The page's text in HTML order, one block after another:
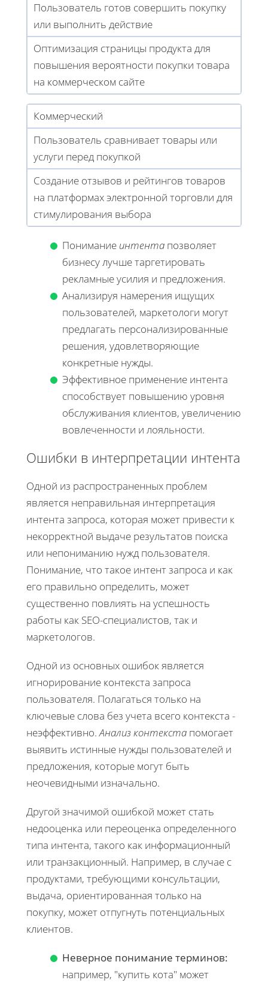
Пользователь готов совершить покупку
или выполнить действие
Оптимизация страницы продукта для
повышения вероятности покупки товара
на коммерческом сайте
Коммерческий
Пользователь сравнивает товары или
услуги перед покупкой
Создание отзывов и рейтингов товаров
на платформах электронной торговли для
стимулирования выбора
Понимание интента позволяет
бизнесу лучше таргетировать
рекламные усилия и предложения.
Анализируя намерения ищущих
пользователей, маркетологи могут
предлагать персонализированные
решения, удовлетворяющие
конкретные нужды.
Эффективное применение интента
способствует повышению уровня
обслуживания клиентов, увеличению
вовлеченности и лояльности.
Ошибки в интерпретации интента
Одной из распространенных проблем
является неправильная интерпретация
интента запроса, которая может привести к
некорректной выдаче результатов поиска
или непониманию нужд пользователя.
Понимание, что такое интент запроса и как
его правильно определить, может
существенно повлиять на успешность
работы как SEO-специалистов, так и
маркетологов.
Одной из основных ошибок является
игнорирование контекста запроса
пользователя. Полагаться только на
ключевые слова без учета всего контекста -
неэффективно.Анализ контекста помогает
выявить истинные нужды пользователей и
предложения, которые могут быть
неочевидными изначально.
Другой значимой ошибкой может стать
недооценка или переоценка определенного
типа интента, такого как информационный
или транзакционный. Например, в случае с
продуктами, требующими консультации,
выдача, ориентированная только на
покупку, может отпугнуть потенциальных
клиентов.
Неверное понимание терминов:
например, "купить кота" может